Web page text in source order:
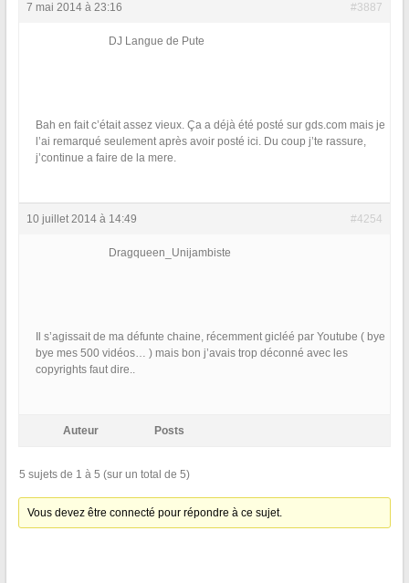
7 mai 2014 à 23:16 #3887
DJ Langue de Pute
Bah en fait c’était assez vieux. Ça a déjà été posté sur gds.com mais je
l’ai remarqué seulement après avoir posté ici. Du coup j’te rassure,
j’continue a faire de la mere.
10 juillet 2014 à 14:49 #4254
Dragqueen_Unijambiste
Il s’agissait de ma défunte chaine, récemment gicléé par Youtube ( bye
bye mes 500 vidéos… ) mais bon j’avais trop déconné avec les
copyrights faut dire..
Auteur Posts
5 sujets de 1 à 5 (sur un total de 5)
Vous devez être connecté pour répondre à ce sujet.